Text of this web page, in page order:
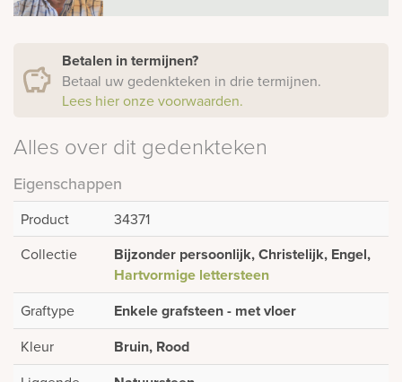
Betalen in termijnen?
Betaal uw gedenkteken in drie termijnen.
Lees hier onze voorwaarden.
Alles over dit gedenkteken
Eigenschappen
Product
34371
Collectie
Bijzonder persoonlijk, Christelijk, Engel,
Hartvormige lettersteen
Graftype Enkele grafsteen - met vloer
Kleur Bruin, Rood